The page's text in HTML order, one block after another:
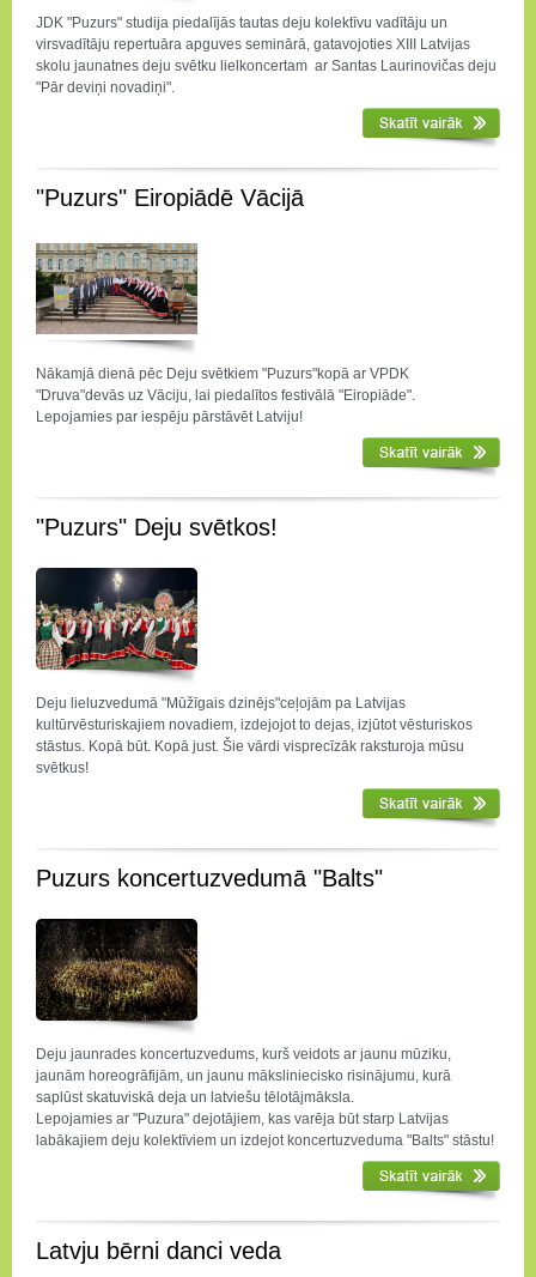
JDK "Puzurs" studija piedalījās tautas deju kolektīvu vadītāju un
virsvadītāju repertuāra apguves seminārā, gatavojoties XIII Latvijas
skolu jaunatnes deju svētku lielkoncertam ar Santas Laurinovičas deju
"Pār deviņi novadiņi".
"Puzurs" Eiropiādē Vācijā
Nākamjā dienā pēc Deju svētkiem "Puzurs"kopā ar VPDK
"Druva"devās uz Vāciju, lai piedalītos festivālā "Eiropiāde".
Lepojamies par iespēju pārstāvēt Latviju!
"Puzurs" Deju svētkos!
Deju lieluzvedumā "Mūžīgais dzinējs"ceļojām pa Latvijas
kultūrvēsturiskajiem novadiem, izdejojot to dejas, izjūtot vēsturiskos
stāstus. Kopā būt. Kopā just. Šie vārdi visprecīzāk raksturoja mūsu
svētkus!
Puzurs koncertuzvedumā "Balts"
Deju jaunrades koncertuzvedums, kurš veidots ar jaunu mūziku,
jaunām horeogrāfijām, un jaunu māksliniecisko risinājumu, kurā
saplūst skatuviskā deja un latviešu tēlotājmāksla.
Lepojamies ar "Puzura" dejotājiem, kas varēja būt starp Latvijas
labākajiem deju kolektīviem un izdejot koncertuzveduma "Balts" stāstu!
Latvju bērni danci veda